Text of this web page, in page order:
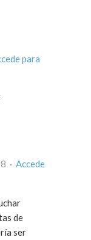
para
en enero 1, 2008 · Accede
de
ser